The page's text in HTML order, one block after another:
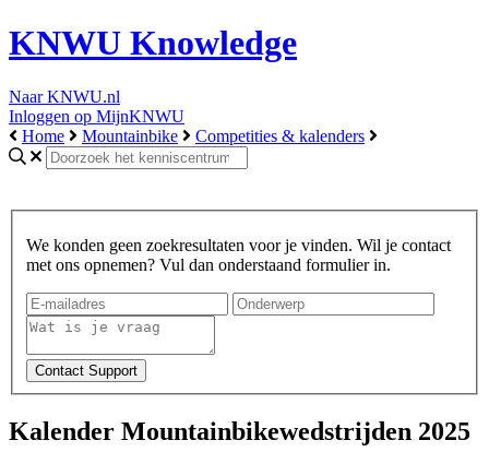
KNWU Knowledge
Naar KNWU.nl
Inloggen op MijnKNWU
Home
Mountainbike Competities & kalenders
We konden geen zoekresultaten voor je vinden. Wil je contact
met ons opnemen? Vul dan onderstaand formulier in.
Kalender Mountainbikewedstrijden 2025